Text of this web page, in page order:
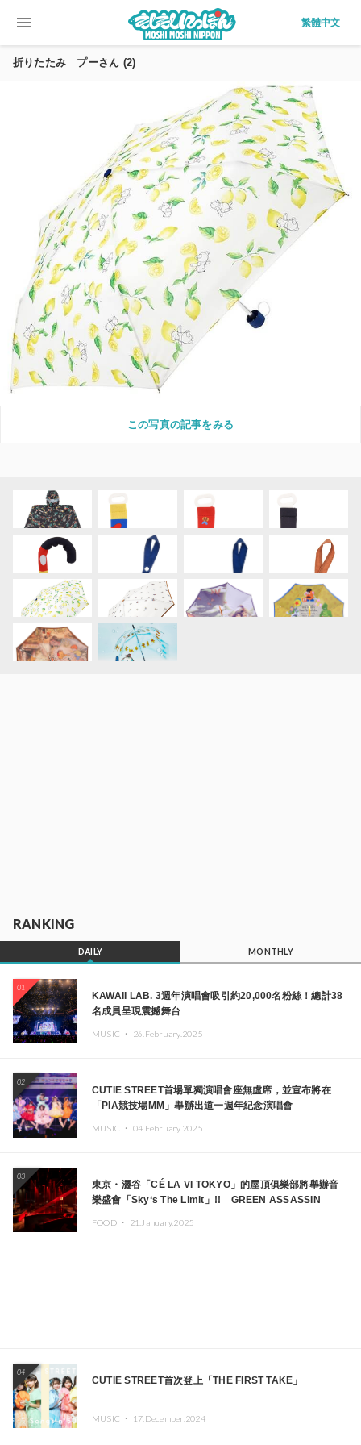
menu 繁體中文
折りたたみ プーさん (2)
この写真の記事をみる
RANKING
DAILY MONTHLY
01
KAWAII LAB. 3週年演唱會吸引約20,000名粉絲！總計38
名成員呈現震撼舞台
MUSIC ・ 26.February.2025
02
CUTIE STREET首場單獨演唱會座無虛席，並宣布將在
「PIA競技場MM」舉辦出道一週年紀念演唱會
MUSIC ・ 04.February.2025
03
東京・澀谷「CÉ LA VI TOKYO」的屋頂俱樂部將舉辦音
樂盛會「Sky‘s The Limit」!! GREEN ASSASSIN
本頂尖DJ及創作者齊聚一堂
FOOD ・ 21.January.2025
04
CUTIE STREET首次登上「THE FIRST TAKE」
MUSIC ・ 17.December.2024